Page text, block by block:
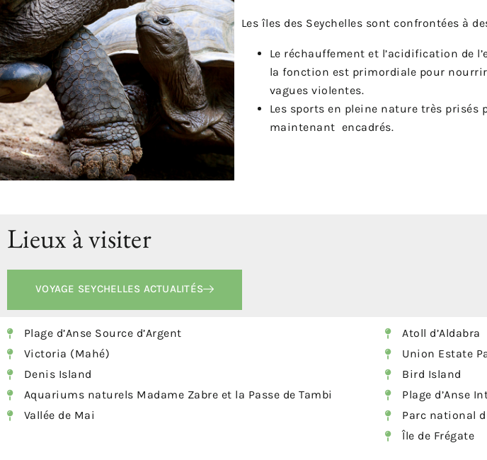
Les îles des Seychelles sont confrontées à
Le réchauffement et l’acidification de
la fonction est primordiale pour nourrir
vagues violentes.
Les sports en pleine nature très
maintenant encadrés.
Lieux à visiter
VOYAGE SEYCHELLES ACTUALITÉS
Plage d’Anse Source d’Argent
Victoria (Mahé)
Denis Island
Aquariums naturels Madame Zabre et la Passe de Tambi
Vallée de Mai
Atoll d’Aldabra
Union Estate
Bird Island
Plage d’Anse
Parc national
Île de Frégate